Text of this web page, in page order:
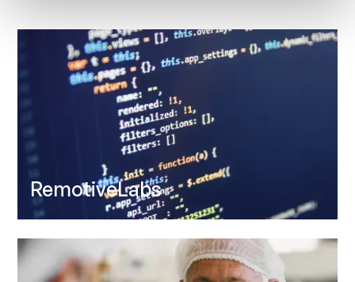
RemotiveLabs